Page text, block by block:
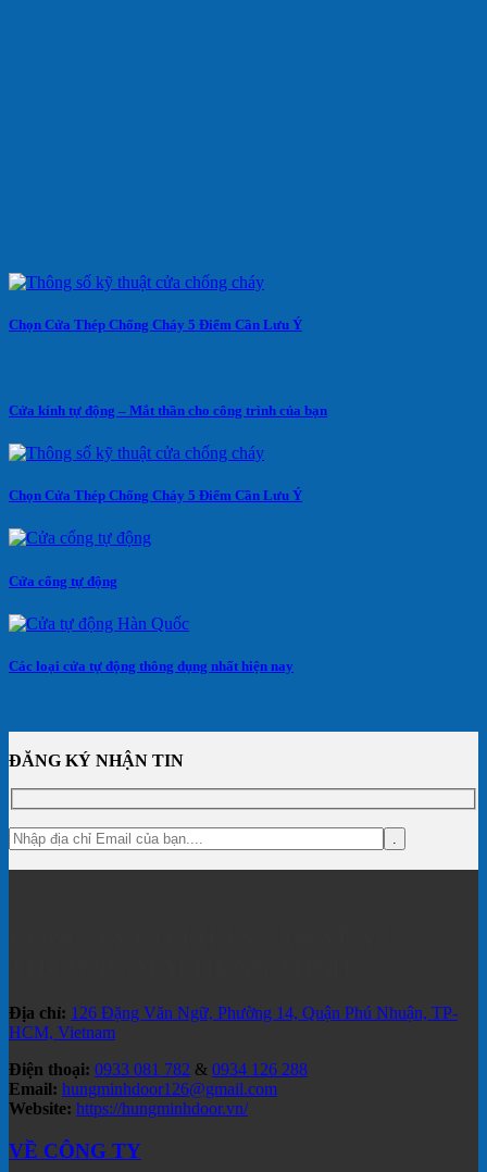
Chọn Cửa Thép Chống Cháy 5 Điểm Cần Lưu Ý
Cửa kính tự động – Mắt thần cho công trình của bạn
Chọn Cửa Thép Chống Cháy 5 Điểm Cần Lưu Ý
Cửa cổng tự động
Các loại cửa tự động thông dụng nhất hiện nay
ĐĂNG KÝ NHẬN TIN
Địa chỉ: 126 Đặng Văn Ngữ, Phường 14, Quận Phú Nhuận, TP-
HCM, Vietnam
Điện thoại: 0933 081 782 & 0934 126 288
Email: hungminhdoor126@gmail.com
Website: https://hungminhdoor.vn/
VỀ CÔNG TY